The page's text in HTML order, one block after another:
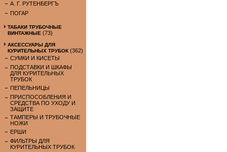
А. Г. РУТЕНБЕРГЪ
ПОГАР
ТАБАКИ ТРУБОЧНЫЕ
ВИНТАЖНЫЕ (73)
АКСЕССУАРЫ ДЛЯ
КУРИТЕЛЬНЫХ ТРУБОК (362)
СУМКИ И КИСЕТЫ
ПОДСТАВКИ И ШКАФЫ
ДЛЯ КУРИТЕЛЬНЫХ
ТРУБОК
ПЕПЕЛЬНИЦЫ
ПРИСПОСОБЛЕНИЯ И
СРЕДСТВА ПО УХОДУ И
ЗАЩИТЕ
ТАМПЕРЫ И ТРУБОЧНЫЕ
НОЖИ
ЕРШИ
ФИЛЬТРЫ ДЛЯ
КУРИТЕЛЬНЫХ ТРУБОК